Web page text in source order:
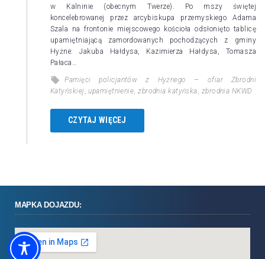
w Kalninie (obecnym Twerze). Po mszy świętej
koncelebrowanej przez arcybiskupa przemyskiego Adama
Szala na frontonie miejscowego kościoła odsłonięto tablicę
upamiętniającą zamordowanych pochodzących z gminy
Hyżne: Jakuba Hałdysa, Kazimierza Hałdysa, Tomasza
Pałaca…
Pamięci policjantów z Hyżnego – ofiar Zbrodni
Katyńskiej ,upamiętnienie ,zbrodnia katyńska zbrodnia NKWD
CZYTAJ WIĘCEJ
MAPKA DOJAZDU: